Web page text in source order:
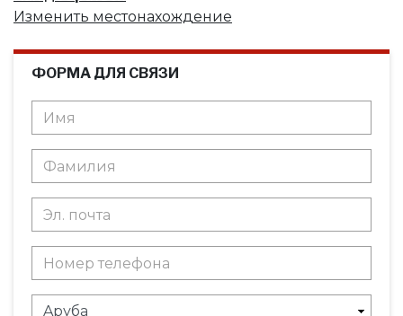
Изменить местонахождение
ФОРМА ДЛЯ СВЯЗИ